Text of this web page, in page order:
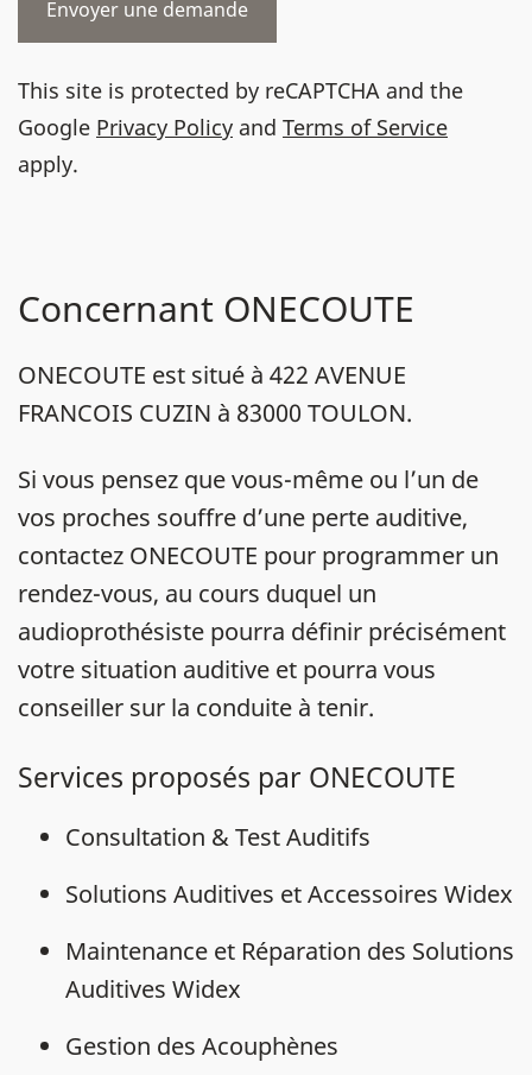
This site is protected by reCAPTCHA and the
Google Privacy Policy and Terms of Service
apply.
Concernant ONECOUTE
ONECOUTE est situé à 422 AVENUE
FRANCOIS CUZIN à 83000 TOULON.
Si vous pensez que vous-même ou l’un de
vos proches souffre d’une perte auditive,
contactez ONECOUTE pour programmer un
rendez-vous, au cours duquel un
audioprothésiste pourra définir précisément
votre situation auditive et pourra vous
conseiller sur la conduite à tenir.
Services proposés par ONECOUTE
Consultation & Test Auditifs
Solutions Auditives et Accessoires Widex
Maintenance et Réparation des Solutions
Auditives Widex
Gestion des Acouphènes